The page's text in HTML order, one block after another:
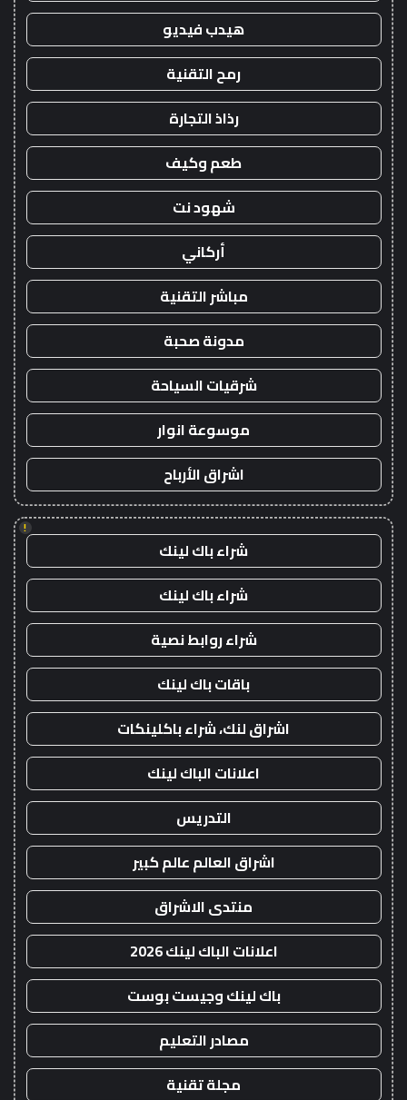
هيدب فيديو
رمح التقنية
رذاذ التجارة
طعم وكيف
شهود نت
أركاني
مباشر التقنية
مدونة صحبة
شرقيات السياحة
موسوعة انوار
اشراق الأرباح
!
شراء باك لينك
شراء باك لينك
شراء روابط نصية
باقات باك لينك
اشراق لنك، شراء باكلينكات
اعلانات الباك لينك
التدريس
اشراق العالم عالم كبير
منتدى الاشراق
اعلانات الباك لينك 2026
باك لينك وجيست بوست
مصادر التعليم
مجلة تقنية